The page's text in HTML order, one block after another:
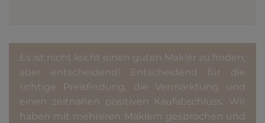
Es ist nicht leicht einen guten Makler zu finden,
aber entscheidend! Entscheidend für die
richtige Preisfindung, die Vermarktung und
einen zeitnahen positiven Kaufabschluss. Wir
haben mit mehreren Maklern gesprochen und